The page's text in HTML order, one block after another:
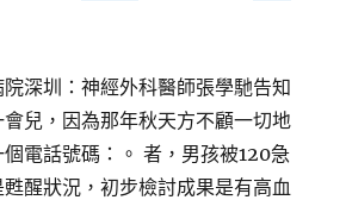
深圳：神經外科醫師張學馳告知
兒，因為那年秋天方不顧一切地
電話號碼：。 者，男孩被120急
醒狀況，初步檢討成果是有高血